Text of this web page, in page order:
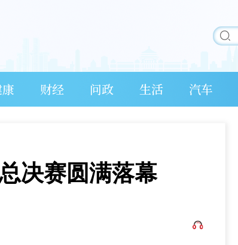
财经 问政 生活 汽车
决赛圆满落幕